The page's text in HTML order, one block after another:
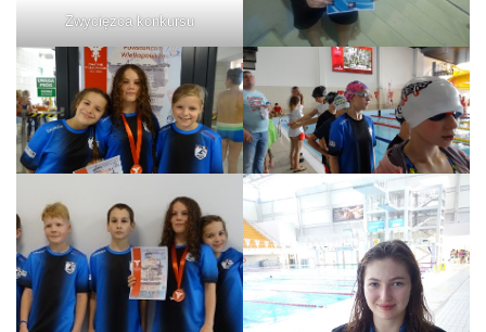
Zwycięzca konkursu